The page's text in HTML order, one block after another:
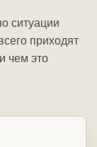
ситуации
приходят
чем это